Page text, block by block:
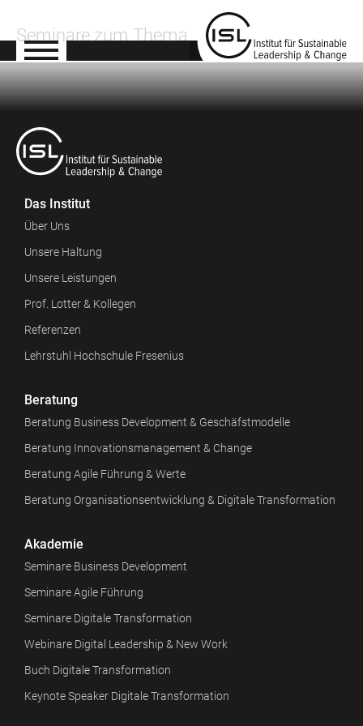
Seminare zum Thema
Das Institut
Über Uns
Unsere Haltung
Unsere Leistungen
Prof. Lotter & Kollegen
Referenzen
Lehrstuhl Hochschule Fresenius
Beratung
Beratung Business Development & Geschäfstmodelle
Beratung Innovationsmanagement & Change
Beratung Agile Führung & Werte
Beratung Organisationsentwicklung & Digitale Transformation
Akademie
Seminare Business Development
Seminare Agile Führung
Seminare Digitale Transformation
Webinare Digital Leadership & New Work
Buch Digitale Transformation
Keynote Speaker Digitale Transformation